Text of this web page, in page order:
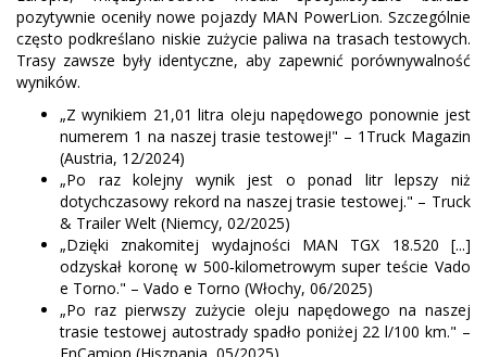
pozytywnie oceniły nowe pojazdy MAN PowerLion. Szczególnie
często podkreślano niskie zużycie paliwa na trasach testowych.
Trasy zawsze były identyczne, aby zapewnić porównywalność
wyników.
„Z wynikiem 21,01 litra oleju napędowego ponownie jest
numerem 1 na naszej trasie testowej!" – 1Truck Magazin
(Austria, 12/2024)
„Po raz kolejny wynik jest o ponad litr lepszy niż
dotychczasowy rekord na naszej trasie testowej." – Truck
& Trailer Welt (Niemcy, 02/2025)
„Dzięki znakomitej wydajności MAN TGX 18.520 [...]
odzyskał koronę w 500‑kilometrowym super teście Vado
e Torno." – Vado e Torno (Włochy, 06/2025)
„Po raz pierwszy zużycie oleju napędowego na naszej
trasie testowej autostrady spadło poniżej 22 l/100 km." –
EnCamion (Hiszpania, 05/2025)